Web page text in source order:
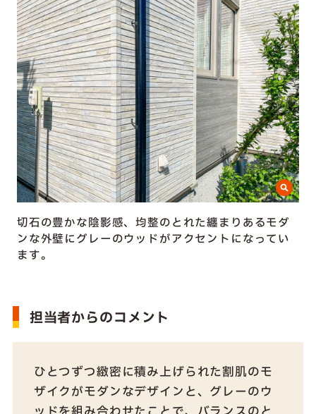
切石の豊かな陰影感、均整のとれた纏まりあるモダ
ンな外壁にグレーのウッドがアクセントになってい
ます。
担当者からのコメント
ひとつずつ緻密に積み上げられた割肌のモ
ザイクがモダンなデザインと、グレーのウ